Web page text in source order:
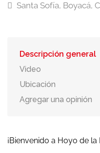
Santa Sofía, Boyacá,
Descripción general
Video
Ubicación
Agregar una opinión
¡Bienvenido a Hoyo de la